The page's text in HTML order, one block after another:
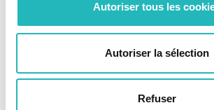
Autoriser tous les
Autoriser la sélection
Refuser